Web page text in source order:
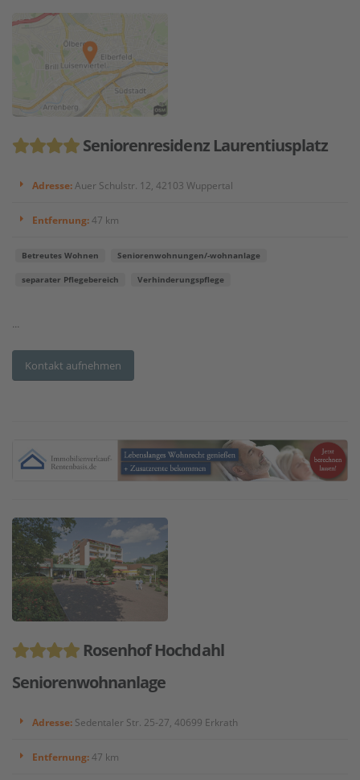
Seniorenresidenz Laurentiusplatz
Adresse: Auer Schulstr. 12, 42103 Wuppertal
Entfernung:47 km
Betreutes Wohnen Seniorenwohnungen/-wohnanlage
separater Pflegebereich Verhinderungspflege
...
Kontakt aufnehmen
Rosenhof Hochdahl
Seniorenwohnanlage
Adresse: Sedentaler Str. 25-27, 40699 Erkrath
Entfernung:47 km